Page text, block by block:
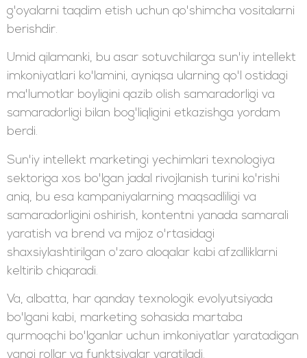
g'oyalarni taqdim etish uchun qo'shimcha vositalarni
berishdir.
Umid qilamanki, bu asar sotuvchilarga sun'iy intellekt
imkoniyatlari ko'lamini, ayniqsa ularning qo'l ostidagi
ma'lumotlar boyligini qazib olish samaradorligi va
samaradorligi bilan bog'liqligini etkazishga yordam
berdi.
Sun'iy intellekt marketingi yechimlari texnologiya
sektoriga xos bo'lgan jadal rivojlanish turini ko'rishi
aniq, bu esa kampaniyalarning maqsadliligi va
samaradorligini oshirish, kontentni yanada samarali
yaratish va brend va mijoz o'rtasidagi
shaxsiylashtirilgan o'zaro aloqalar kabi afzalliklarni
keltirib chiqaradi.
Va, albatta, har qanday texnologik evolyutsiyada
bo'lgani kabi, marketing sohasida martaba
qurmoqchi bo'lganlar uchun imkoniyatlar yaratadigan
yangi rollar va funktsiyalar yaratiladi.